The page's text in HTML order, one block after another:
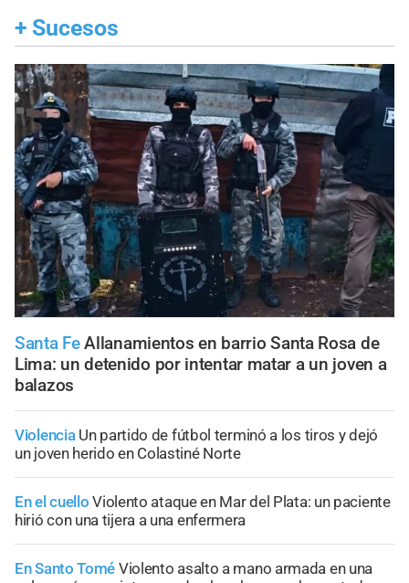
+ Sucesos
Santa Fe Allanamientos en barrio Santa Rosa de
Lima: un detenido por intentar matar a un joven a
balazos
Violencia Un partido de fútbol terminó a los tiros y dejó
un joven herido en Colastiné Norte
En el cuello Violento ataque en Mar del Plata: un paciente
hirió con una tijera a una enfermera
En Santo Tomé Violento asalto a mano armada en una